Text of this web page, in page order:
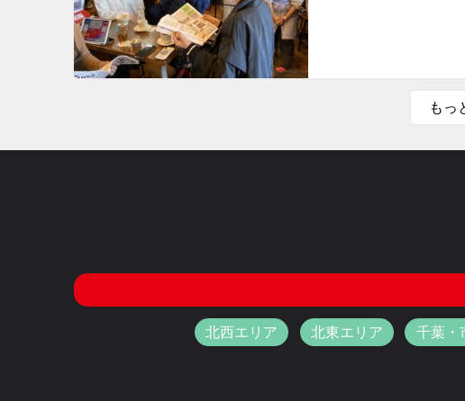
もっ
北西エリア 北東エリア 千葉・